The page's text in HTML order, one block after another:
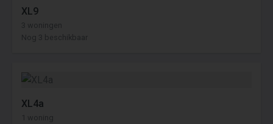
XL9
3 woningen
Nog 3 beschikbaar
XL4a
1 woning